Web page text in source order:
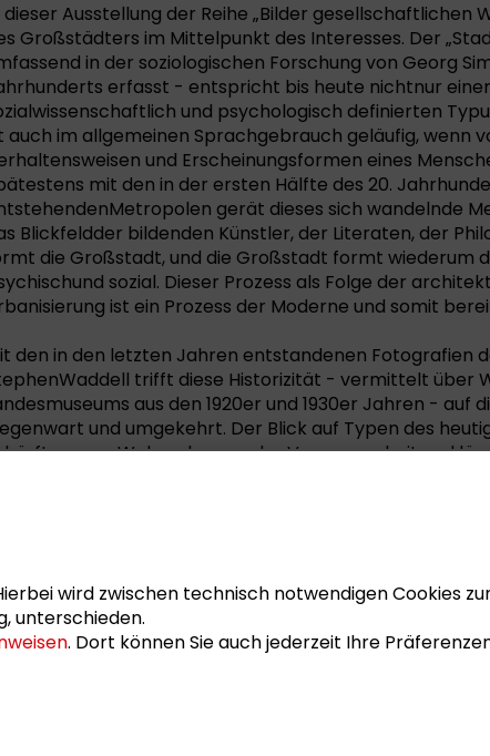
dieser Ausstellung der Reihe „Bilder gesellschaftlichen
Großstädters im Mittelpunkt des Interesses. Der
in der soziologischen Forschung von Georg
erfasst - entspricht bis heute nichtnur
und psychologisch definierten
auch im allgemeinen Sprachgebrauch geläufig, wenn
und Erscheinungsformen eines
mit den in der ersten Hälfte des 20.
gerät dieses sich wandelnde
Blickfeldder bildenden Künstler, der Literaten, der
die Großstadt, und die Großstadt formt wiederum
sozial. Dieser Prozess als Folge der
ist ein Prozess der Moderne und somit
den in den letzten Jahren entstandenen Fotografien
trifft diese Historizität - vermittelt über
aus den 1920er und 1930er Jahren - auf
und umgekehrt. Der Blick auf Typen des
unsere Wahrnehmung der Vergangenheit und
Stiftung und Hessisches Landesmuseum, Darmstadt
kostenfrei
ISBN: 978-3-932736-24-7
wird zwischen technisch notwendigen Cookies
unterschieden.
. Dort können Sie auch jederzeit Ihre